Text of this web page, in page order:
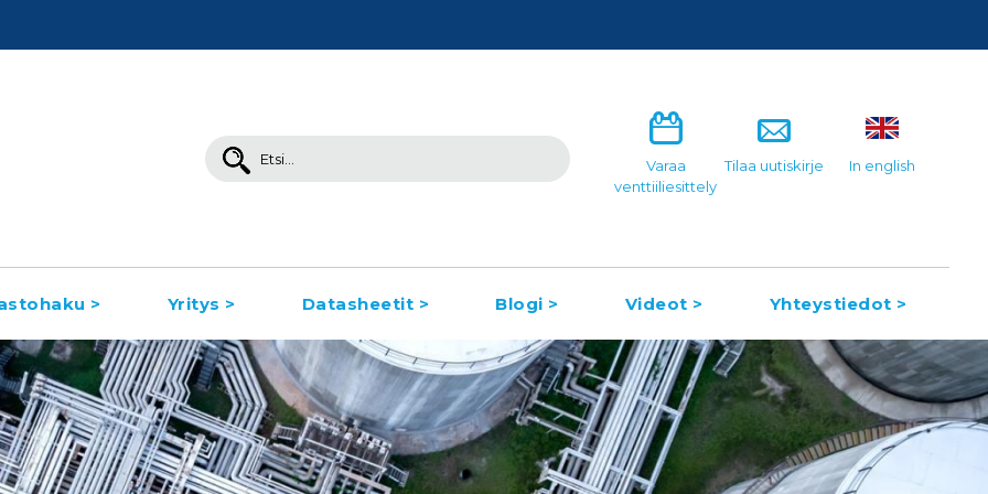
Search
for:
Varaa
venttiiliesittely
Tilaa uutiskirje In english
> Yritys > Datasheetit > Blogi > Videot > Yhteystiedot >